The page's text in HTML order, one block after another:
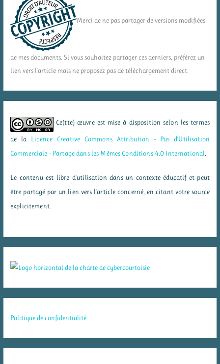
Merci de ne pas partager de versions modifiées
de mes documents. Si vous souhaitez partager ces derniers, préférez un
lien vers l'article mais ne proposez pas de téléchargement direct.
Ce(tte) œuvre est mise à disposition selon les termes
de la Licence Creative Commons Attribution - Pas d’Utilisation
Commerciale - Partage dans les Mêmes Conditions 4.0 International
Le contenu est libre d'utilisation dans un contexte éducatif et peut
être partagé par un lien vers l'article concerné, en citant votre source
explicitement.
Politique de confidentialité